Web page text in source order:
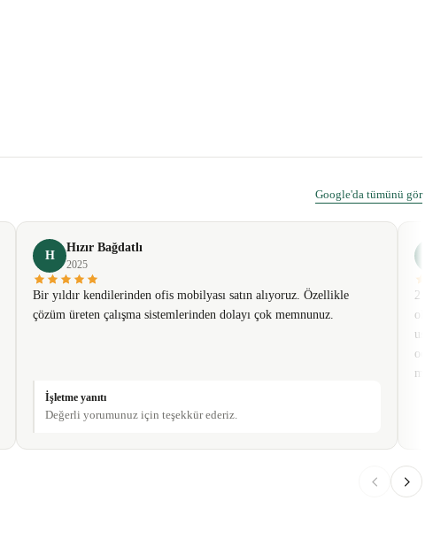
Google'da tümünü gör
H
Hızır Bağdatlı
2025
Bir yıldır kendilerinden ofis mobilyası satın alıyoruz. Özellikle
çözüm üreten çalışma sistemlerinden dolayı çok memnunuz.
İşletme yanıtı
Değerli yorumunuz için teşekkür ederiz.
2